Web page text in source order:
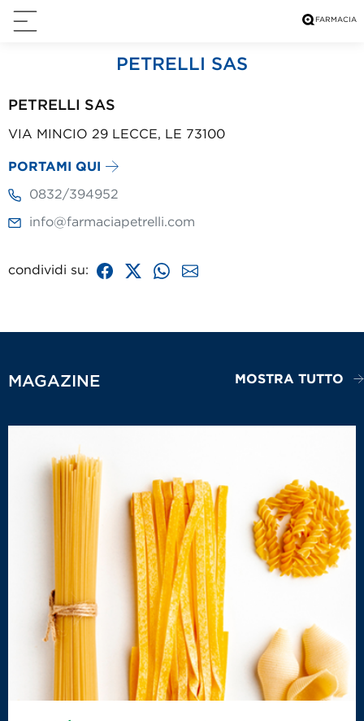
PETRELLI SAS
PETRELLI SAS
VIA MINCIO 29 LECCE, LE 73100
PORTAMI QUI
0832/394952
info@farmaciapetrelli.com
condividi su:
MAGAZINE MOSTRA TUTTO